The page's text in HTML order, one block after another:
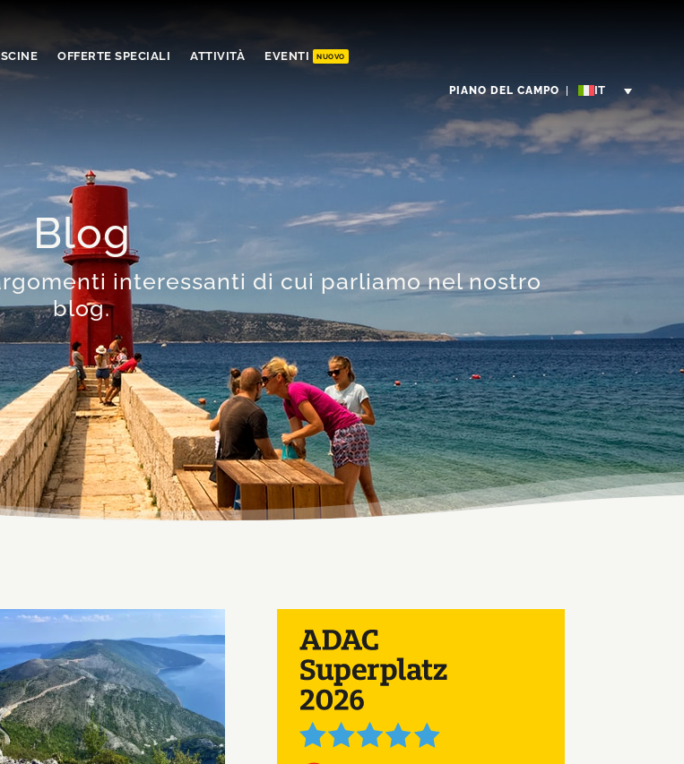
OFFERTE SPECIALI ATTIVITÀ EVENTI NUOVO
PIANO DEL CAMPO
Blog
interessanti di cui parliamo nel nostro
blog.